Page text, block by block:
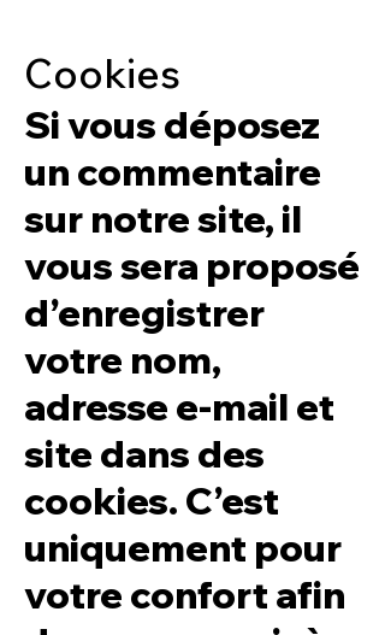
Cookies
Si vous déposez
un commentaire
sur notre site, il
vous sera proposé
d’enregistrer
votre nom,
adresse e-mail et
site dans des
cookies. C’est
uniquement pour
votre confort afin